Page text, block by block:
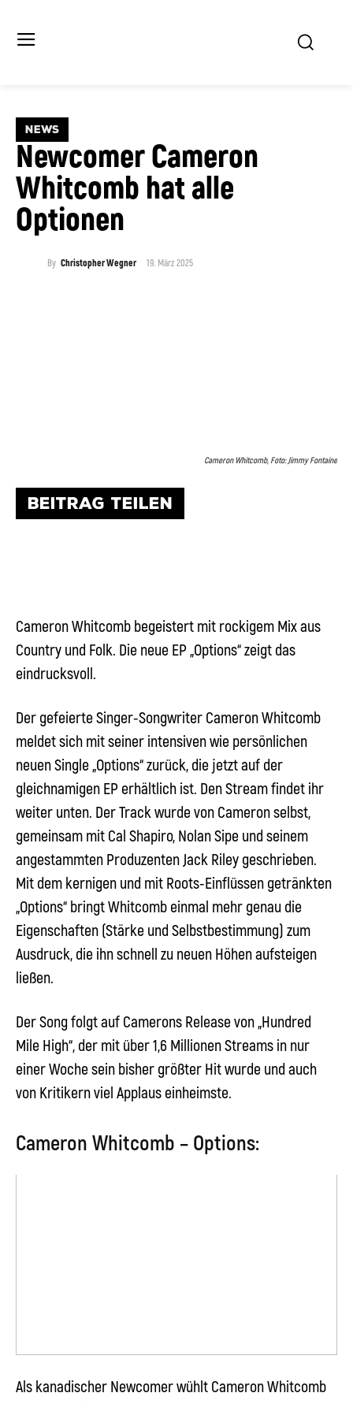
NEWS
Newcomer Cameron
Whitcomb hat alle
Optionen
By Christopher Wegner 19. März 2025
Cameron Whitcomb, Foto: Jimmy Fontaine
BEITRAG TEILEN
Cameron Whitcomb begeistert mit rockigem Mix aus
Country und Folk. Die neue EP „Options“ zeigt das
eindrucksvoll.
Der gefeierte Singer-Songwriter Cameron Whitcomb
meldet sich mit seiner intensiven wie persönlichen
neuen Single „Options“ zurück, die jetzt auf der
gleichnamigen EP erhältlich ist. Den Stream findet ihr
weiter unten. Der Track wurde von Cameron selbst,
gemeinsam mit Cal Shapiro, Nolan Sipe und seinem
angestammten Produzenten Jack Riley geschrieben.
Mit dem kernigen und mit Roots-Einflüssen getränkten
„Options“ bringtWhitcomb einmal mehr genau die
Eigenschaften (Stärke und Selbstbestimmung) zum
Ausdruck, die ihn schnell zu neuen Höhen aufsteigen
ließen.
Der Song folgt auf Camerons Release von „Hundred
Mile High“, der mit über 1,6 Millionen Streams in nur
einer Woche sein bisher größter Hit wurde und auch
von Kritikern viel Applaus einheimste.
Cameron Whitcomb – Options:
Als kanadischer Newcomer wühlt Cameron Whitcomb